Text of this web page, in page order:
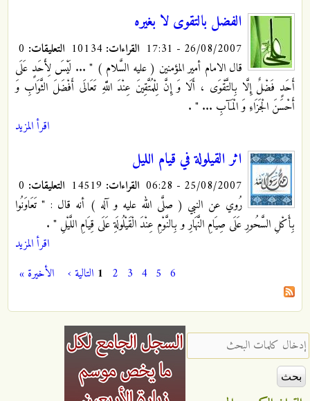
الفضل بالتقوى لا بغيره
26/08/2007 - 17:31 القراءات: التعليقات:
قال الامام أمير المؤمنين ( عليه السَّلام ) " ... لَيْسَ لِأَحَدٍ عَلَى
أَحَدٍ فَضْلٌ إِلَّا بِالتَّقْوَى ، أَلَا وَ إِنَّ لِلْمُتَّقِينَ عِنْدَ اللَّهِ تَعَالَى أَفْضَلَ الثَّوَابِ وَ
أَحْسَنَ الْجَزَاءِ وَ الْمَآبِ ... " .
اقرأ المزيد
اثر القيلولة في قيام الليل
25/08/2007 - 06:28 القراءات: التعليقات:
رُوي عن النبي ( صلَّى الله عليه و آله ) أنه قال : " تَعَاوَنُوا
بِأَكْلِ السَّحُورِ عَلَى صِيَامِ النَّهَارِ و بِالنَّوْمِ عِنْدَ الْقَيْلُولَةِ عَلَى قِيَامِ اللَّيْلِ " .
اقرأ المزيد
الصفحات 1 2 3 4 5 6 التالية › الأخيرة »
‏إدخال كلمات البحث ‏